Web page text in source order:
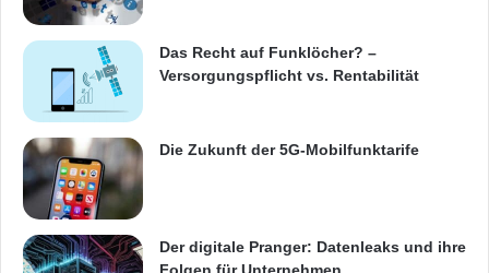
Das Recht auf Funklöcher? –
Versorgungspflicht vs. Rentabilität
Die Zukunft der 5G-Mobilfunktarife
Der digitale Pranger: Datenleaks und ihre